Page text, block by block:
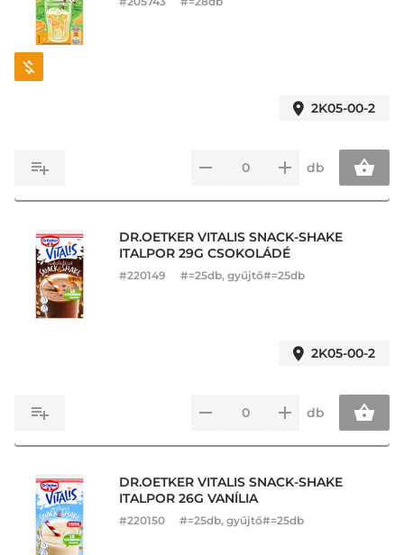
2K05-00-2
db
DR.OETKER VITALIS SNACK-SHAKE
ITALPOR 29G CSOKOLÁDÉ
#220149 #=25db, gyűjtő#=25db
2K05-00-2
db
DR.OETKER VITALIS SNACK-SHAKE
ITALPOR 26G VANÍLIA
#220150 #=25db, gyűjtő#=25db